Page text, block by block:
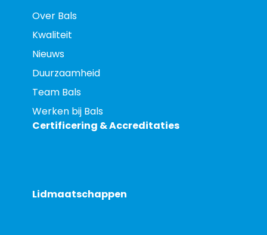
Over Bals
Kwaliteit
Nieuws
Duurzaamheid
Team Bals
Werken bij Bals
Certificering & Accreditaties
Lidmaatschappen